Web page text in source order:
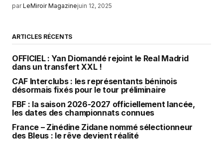
par LeMiroir Magazinejuin 12, 2025
ARTICLES RÉCENTS
OFFICIEL : Yan Diomandé rejoint le Real Madrid
dans un transfert XXL !
CAF Interclubs : les représentants béninois
désormais fixés pour le tour préliminaire
FBF : la saison 2026-2027 officiellement lancée,
les dates des championnats connues
France – Zinédine Zidane nommé sélectionneur
des Bleus : le rêve devient réalité